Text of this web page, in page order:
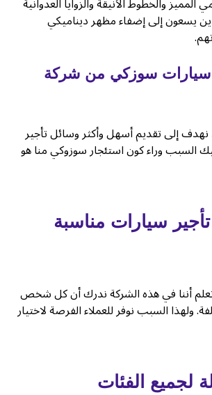
يسعون إلى إضفاء مظهر ديناميكي
سيارات سوزكي من شركة
إلى تقديم أسهل وأكثر وسائل تأجير
السبب وراء كون استئجار سوزوكي منا هو
سيارات مناسبة
أننا في هذه الشركة ندرك أن كل شخص
ولهذا السبب نوفر للعملاء الفرصة لاختيار
لجميع الفئات